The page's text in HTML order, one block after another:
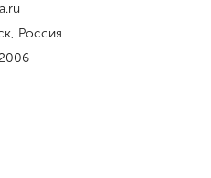
Россия